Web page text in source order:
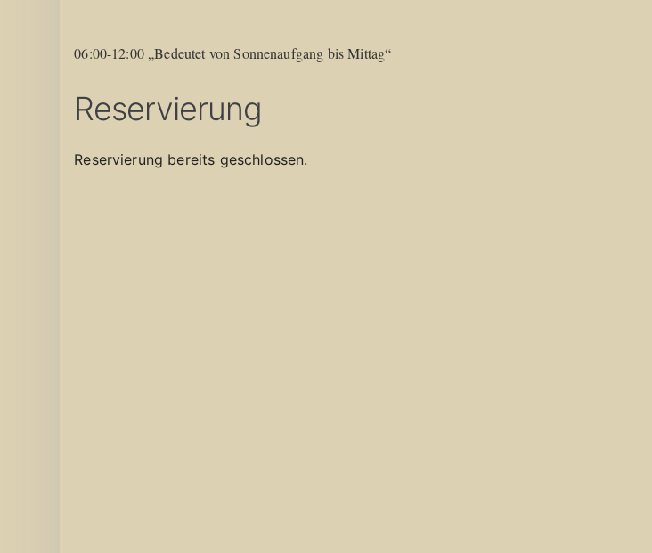
06:00-12:00 „Bedeutet von Sonnenaufgang bis Mittag“
Reservierung
Reservierung bereits geschlossen.